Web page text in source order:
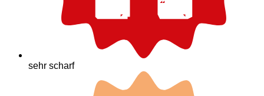
sehr scharf